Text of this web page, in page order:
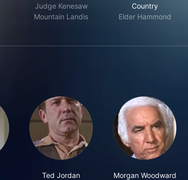
Judge Kenesaw
Mountain Landis
Country
Elder Hammond
Ted Jordan Morgan Woodward